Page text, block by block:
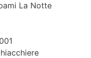
La Notte